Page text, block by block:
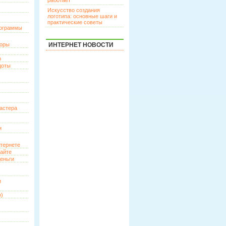
Искусство создания
логотипа: основные шаги и
практические советы
ИНТЕРНЕТ НОВОСТИ